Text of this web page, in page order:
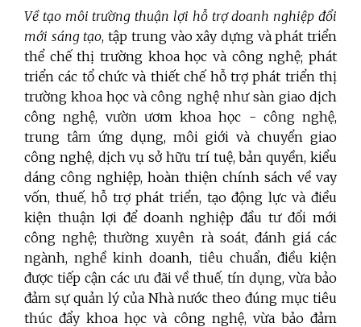
Về tạo môi trường thuận lợi hỗ trợ doanh nghiệp đổi
mới sáng tạo, tập trung vào xây dựng và phát triển
thể chế thị trường khoa học và công nghệ; phát
triển các tổ chức và thiết chế hỗ trợ phát triển thị
trường khoa học và công nghệ như sàn giao dịch
công nghệ, vườn ươm khoa học - công nghệ,
trung tâm ứng dụng, môi giới và chuyển giao
công nghệ, dịch vụ sở hữu trí tuệ, bản quyền, kiểu
dáng công nghiệp, hoàn thiện chính sách về vay
vốn, thuế, hỗ trợ phát triển, tạo động lực và điều
kiện thuận lợi để doanh nghiệp đầu tư đổi mới
công nghệ; thường xuyên rà soát, đánh giá các
ngành, nghề kinh doanh, tiêu chuẩn, điều kiện
được tiếp cận các ưu đãi về thuế, tín dụng, vừa bảo
đảm sự quản lý của Nhà nước theo đúng mục tiêu
thúc đẩy khoa học và công nghệ, vừa bảo đảm